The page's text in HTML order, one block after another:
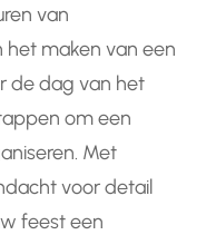
van
het maken van een
de dag van het
om een
Met
voor detail
feest een